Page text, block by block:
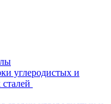
углеродистых и